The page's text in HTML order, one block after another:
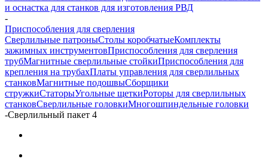
и оснастка для станков для изготовления РВД
-
Приспособления для сверления
Сверлильные патроныСтолы коробчатыеКомплекты
зажимных инструментовПриспособления для сверления
трубМагнитные сверлильные стойкиПриспособления для
крепления на трубахПлаты управления для сверлильных
станковМагнитные подошвыСборщики
стружкиСтаторыУгольные щеткиРоторы для сверлильных
станковСверлильные головкиМногошпиндельные головки
-Сверлильный пакет 4